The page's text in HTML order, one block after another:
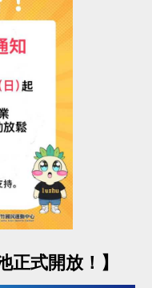
news/pageID/1/
正式開放！】